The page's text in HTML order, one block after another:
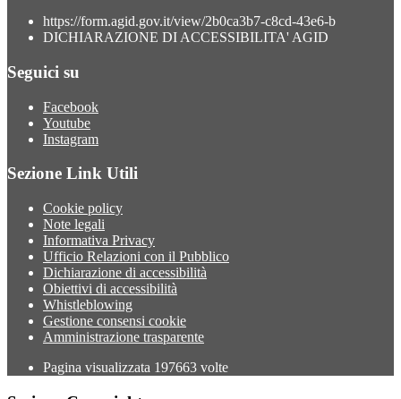
https://form.agid.gov.it/view/2b0ca3b7-c8cd-43e6-b
DICHIARAZIONE DI ACCESSIBILITA' AGID
Seguici su
Facebook
Youtube
Instagram
Sezione Link Utili
Cookie policy
Note legali
Informativa Privacy
Ufficio Relazioni con il Pubblico
Dichiarazione di accessibilità
Obiettivi di accessibilità
Whistleblowing
Gestione consensi cookie
Amministrazione trasparente
Pagina visualizzata 197663 volte